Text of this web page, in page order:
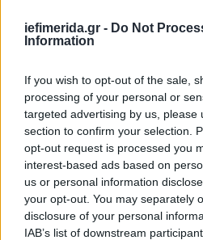
iefimerida.gr - Do Not
Information
If you wish to opt-out of the sale,
processing of your personal or
targeted advertising by us, please
section to confirm your selection.
opt-out request is processed you
interest-based ads based on
us or personal information
your opt-out. You may separately
disclosure of your personal
IAB’s list of downstream
ΠΟΛΙΤΙΚΗ 02/08/2024 18:03
Ανώγεια: Η μαντινάδα που
στον Χάρη Δούκα [βίντεο]